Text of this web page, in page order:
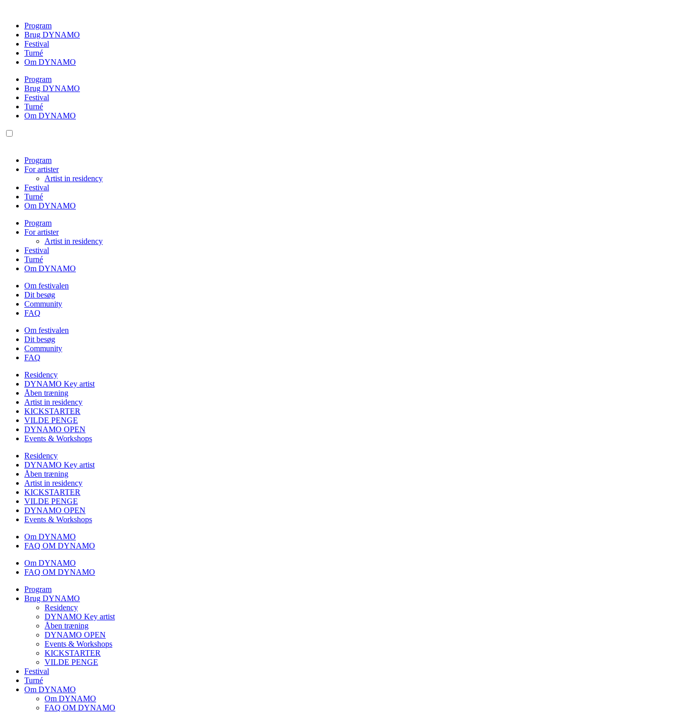
indholdProgram
Brug DYNAMO
Festival
Turné
Om DYNAMO
Program
Brug DYNAMO
Festival
Turné
Om DYNAMO
Program
For artister
Artist in residency
Festival
Turné
Om DYNAMO
Program
For artister
Artist in residency
Festival
Turné
Om DYNAMO
Om festivalen
Dit besøg
Community
FAQ
Om festivalen
Dit besøg
Community
FAQ
Residency
DYNAMO Key artist
Åben træning
Artist in residency
KICKSTARTER
VILDE PENGE
DYNAMO OPEN
Events & Workshops
Residency
DYNAMO Key artist
Åben træning
Artist in residency
KICKSTARTER
VILDE PENGE
DYNAMO OPEN
Events & Workshops
Om DYNAMO
FAQ OM DYNAMO
Om DYNAMO
FAQ OM DYNAMO
Program
Brug DYNAMO
Residency
DYNAMO Key artist
Åben træning
DYNAMO OPEN
Events & Workshops
KICKSTARTER
VILDE PENGE
Festival
Turné
Om DYNAMO
Om DYNAMO
FAQ OM DYNAMO